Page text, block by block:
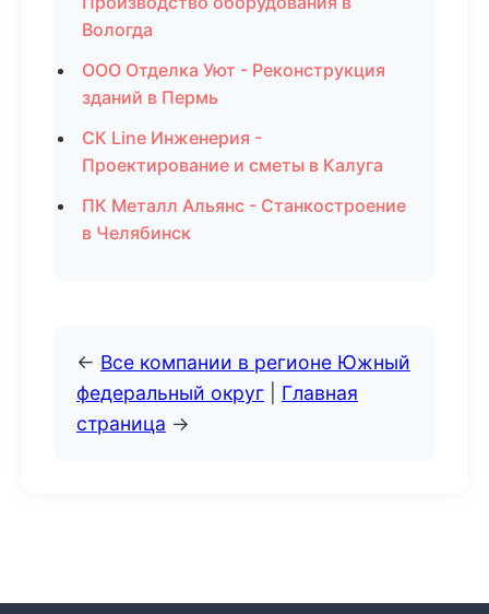
Вологда
ООО Отделка Уют - Реконструкция
зданий в Пермь
СК Line Инженерия -
Проектирование и сметы в Калуга
ПК Металл Альянс - Станкостроение
в Челябинск
← Все компании в регионе Южный
федеральный округ
Главная
страница →